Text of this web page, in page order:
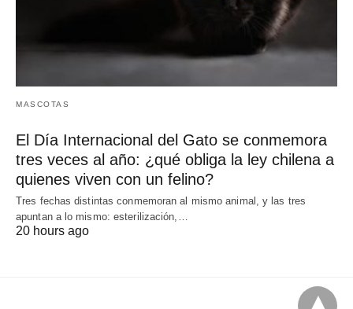
MASCOTAS
El Día Internacional del Gato se conmemora
tres veces al año: ¿qué obliga la ley chilena a
quienes viven con un felino?
Tres fechas distintas conmemoran al mismo animal, y las tres
apuntan a lo mismo: esterilización,…
20 hours ago